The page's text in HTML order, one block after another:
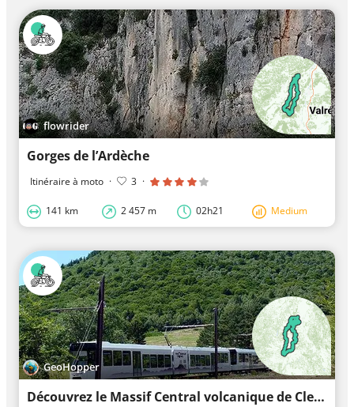
flowrider
Gorges de l’Ardèche
Itinéraire à moto · 3 ·
141 km 2 457 m 02h21 Medium
GeoHopper
Découvrez le Massif Central volcanique de Clermont-Ferrand